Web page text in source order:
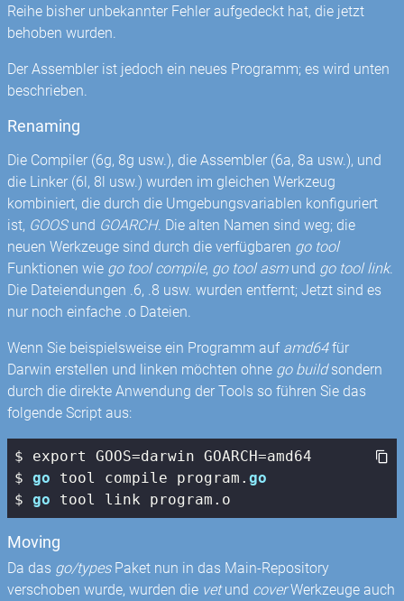
Reihe bisher unbekannter Fehler aufgedeckt hat, die jetzt
behoben wurden.
Der Assembler ist jedoch ein neues Programm; es wird unten
beschrieben.
Renaming
Die Compiler (6g, 8g usw.), die Assembler (6a, 8a usw.), und
die Linker (6l, 8l usw.) wurden im gleichen Werkzeug
kombiniert, die durch die Umgebungsvariablen konfiguriert
ist, GOOSund GOARCH. Die alten Namen sind weg; die
neuen Werkzeuge sind durch die verfügbaren go tool
Funktionen wie go tool compile, go tool asmund go tool link.
Die Dateiendungen .6, .8 usw. wurden entfernt; Jetzt sind es
nur noch einfache .o Dateien.
Wenn Sie beispielsweise ein Programm auf amd64für
Darwin erstellen und linken möchten ohne go buildsondern
durch die direkte Anwendung der Tools so führen Sie das
folgende Script aus:
$ export GOOS=darwin GOARCH=amd64
$ go tool compile program.go
$ go tool link program.o
Moving
Da das go/typesPaket nun in das Main-Repository
verschoben wurde, wurden die vetund coverWerkzeuge auch